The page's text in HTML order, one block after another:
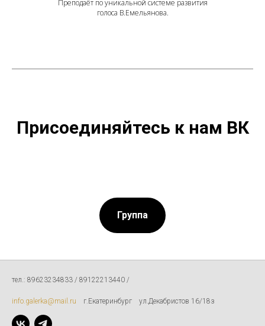
Преподаёт по уникальной системе развития
голоса В.Емельянова.
Присоединяйтесь к нам ВК
Группа
тел.: 89623234833 / 89122213440 /
info.galerka@mail.ru г.Екатеринбург ул.Декабристов 16/18з